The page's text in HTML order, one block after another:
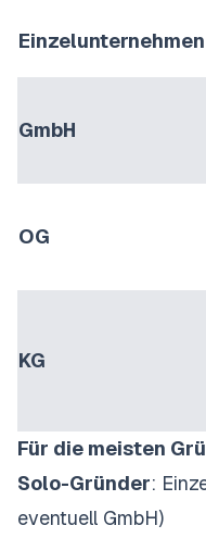
Einzelunternehmen
GmbH
OG
KG
Für die meisten
Solo-Gründer:
eventuell GmbH)